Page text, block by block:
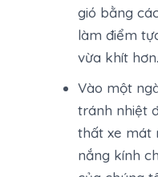
gió bằng
làm điểm
vừa khít hơn.
Vào một
tránh nhiệt
thất xe mát
nắng kính